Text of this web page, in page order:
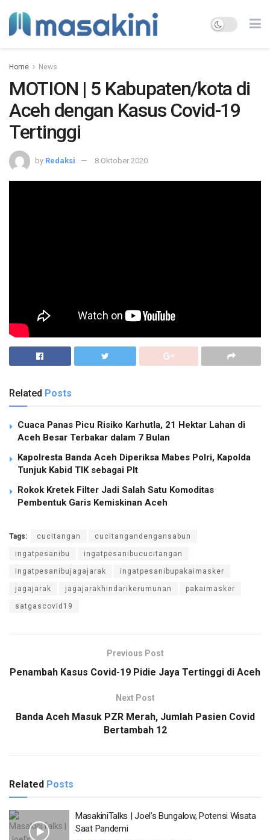
Home News
MOTION | 5 Kabupaten/kota di
Aceh dengan Kasus Covid-19
Tertinggi
by Redaksi 8 Oktober 2020
Related Posts
Cuaca Panas Picu Risiko Karhutla, 21 Hektar Lahan di
Aceh Besar Terbakar dalam 7 Bulan
Kapolresta Banda Aceh Diperiksa Mabes Polri, Kapolda
Tunjuk Kabid TIK sebagai Plt
Rokok Kretek Filter Jadi Salah Satu Komoditas
Pembentuk Garis Kemiskinan Aceh
Tags: cucitangan cucitangandengansabun
ingatpesanibu ingatpesanibucucitangan
ingatpesanibujagajarak ingatpesanibupakaimasker
jagajarak jagajarakhindarikerumunan pakaimasker
satgascovid19
Previous Post
Penambah Kasus Covid-19 Pidie Jaya Tertinggi di Aceh
Next Post
Banda Aceh Masuk PZR Merah, Jumlah Pasien Covid
Bertambah 12
Related Posts
MasakiniTalks | Joel’s Bungalow, Potensi Wisata
Saat Pandemi